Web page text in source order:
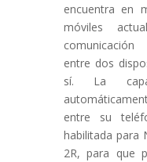
encuentra en
móviles
entre dos
sí. La
entre su
habilitada para
2R, para que